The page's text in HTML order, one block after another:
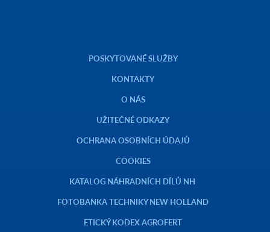
POSKYTOVANÉ SLUŽBY
KONTAKTY
O NÁS
UŽITEČNÉ ODKAZY
OCHRANA OSOBNÍCH ÚDAJŮ
COOKIES
KATALOG NÁHRADNÍCH DÍLŮ NH
FOTOBANKA TECHNIKY NEW HOLLAND
ETICKÝ KODEX AGROFERT